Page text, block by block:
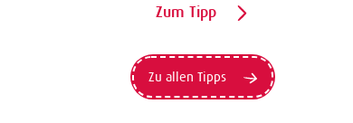
Zum Tipp
Zu allen Tipps